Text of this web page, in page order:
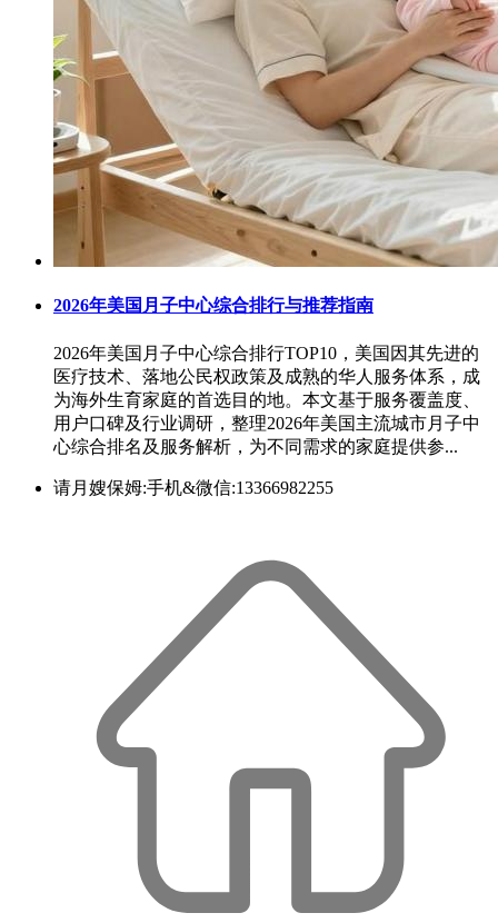
2026年美国月子中心综合排行与推荐指南
‌2026年美国月子中心综合排行TOP10‌，美国因其先进的
医疗技术、落地公民权政策及成熟的华人服务体系，成
为海外生育家庭的首选目的地。本文基于服务覆盖度、
用户口碑及行业调研，整理2026年美国主流城市月子中
心综合排名及服务解析，为不同需求的家庭提供参...
请月嫂保姆:手机&微信:13366982255